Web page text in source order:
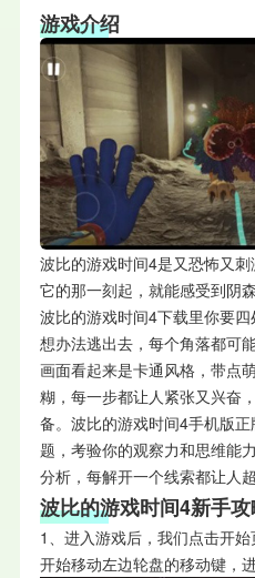
游戏介绍
波比的游戏时间4是又恐怖又
它的那一刻起，就能感受到阴
波比的游戏时间4下载里你要
想办法逃出去，每个角落都可
画面看起来是卡通风格，带点
糊，每一步都让人紧张又兴奋
备。波比的游戏时间4手机版
题，考验你的观察力和思维能
分析，每解开一个线索都让人超
波比的游戏时间4新手
1、进入游戏后，我们点击开
开始移动左边轮盘的移动键，